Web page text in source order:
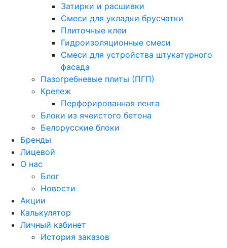
Затирки и расшивки
Смеси для укладки брусчатки
Плиточные клеи
Гидроизоляционные смеси
Смеси для устройства штукатурного
фасада
Пазогребневые плиты (ПГП)
Крепеж
Перфорированная лента
Блоки из ячеистого бетона
Белорусские блоки
Бренды
Лицевой
О нас
Блог
Новости
Акции
Калькулятор
Личный кабинет
История заказов